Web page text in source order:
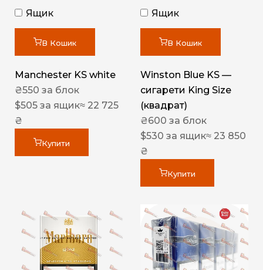
Ящик
В Кошик
Manchester KS white
₴550 за блок
$505 за ящик≈ 22 725
₴
Купити
Ящик
В Кошик
Winston Blue KS —
сигарети King Size
(квадрат)
₴600 за блок
$530 за ящик≈ 23 850
₴
Купити